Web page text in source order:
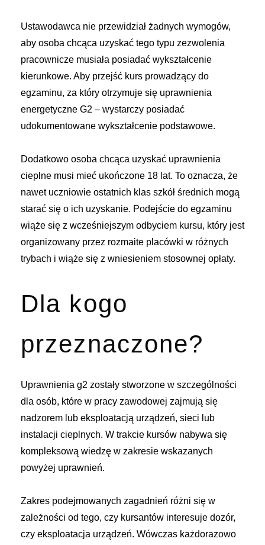
Ustawodawca nie przewidział żadnych wymogów,
aby osoba chcąca uzyskać tego typu zezwolenia
pracownicze musiała posiadać wykształcenie
kierunkowe. Aby przejść kurs prowadzący do
egzaminu, za który otrzymuje się uprawnienia
energetyczne G2 – wystarczy posiadać
udokumentowane wykształcenie podstawowe.
Dodatkowo osoba chcąca uzyskać uprawnienia
cieplne musi mieć ukończone 18 lat. To oznacza, że
nawet uczniowie ostatnich klas szkół średnich mogą
starać się o ich uzyskanie. Podejście do egzaminu
wiąże się z wcześniejszym odbyciem kursu, który jest
organizowany przez rozmaite placówki w różnych
trybach i wiąże się z wniesieniem stosownej opłaty.
Dla kogo
przeznaczone?
Uprawnienia g2 zostały stworzone w szczególności
dla osób, które w pracy zawodowej zajmują się
nadzorem lub eksploatacją urządzeń, sieci lub
instalacji cieplnych. W trakcie kursów nabywa się
kompleksową wiedzę w zakresie wskazanych
powyżej uprawnień.
Zakres podejmowanych zagadnień różni się w
zależności od tego, czy kursantów interesuje dozór,
czy eksploatacja urządzeń. Wówczas każdorazowo